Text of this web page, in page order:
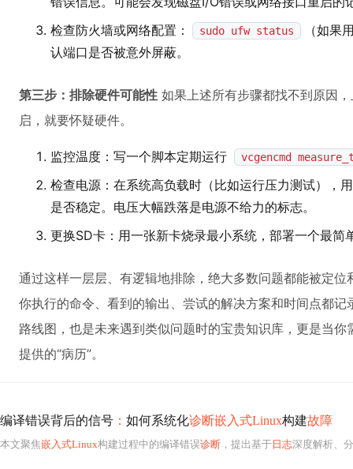
检查防火墙或网络配置：
sudo ufw status
（如果
认端口是否被意外屏蔽。
第三步：排除硬件可能性 如果上述所有步骤都找不到原因
启，就要怀疑硬件。
监控温度：写一个脚本定期运行 vcgencmd
检查电源：在系统高负载时（比如运行压力测试），
是否稳定。电压大幅跌落是电源不给力的标志。
更换SD卡：用一张新卡烧录最小系统，部署一个最简
通过这样一层层、有逻辑地排除，绝大多数问题都能被定位
你执行的命令、看到的输出、尝试的解决方案和时间点都
路线图，也是未来遇到类似问题时的宝贵知识库，更是当
提供的“病历”。
编译错误背后的信号 ： 如何系统化诊断嵌入式Linux构建故障
本文聚焦嵌入式Linux构建过程中的编译错误诊断 ，提出基于 日志深度解析、